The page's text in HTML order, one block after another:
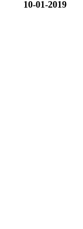
10-01-2019